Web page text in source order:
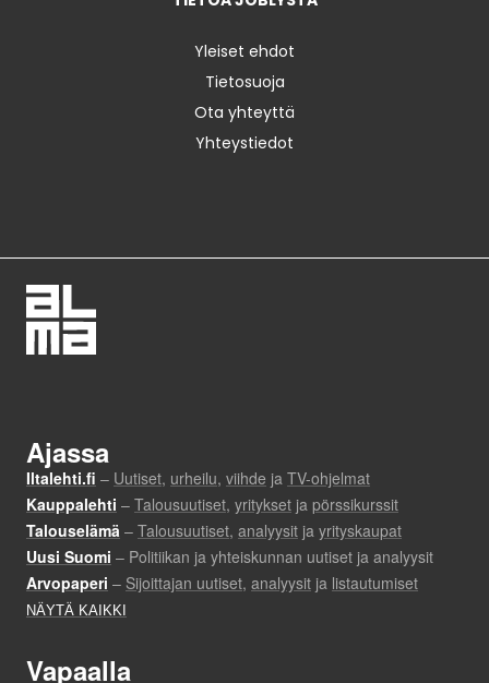
Yleiset ehdot
Tietosuoja
Ota yhteyttä
Yhteystiedot